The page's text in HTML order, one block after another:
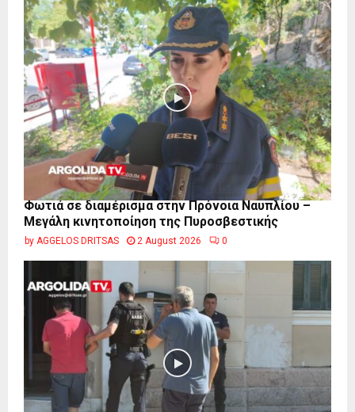
Φωτιά σε διαμέρισμα στην Πρόνοια Ναυπλίου –
Μεγάλη κινητοποίηση της Πυροσβεστικής
by AGGELOS DRITSAS 2 August 2026 0